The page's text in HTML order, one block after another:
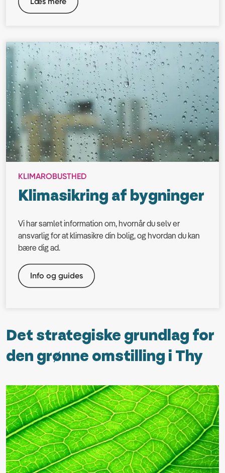
KLIMAROBUSTHED
Klimasikring af bygninger
Vi har samlet information om, hvornår du selv er
ansvarlig for at klimasikre din bolig, og hvordan du kan
bære dig ad.
Info og guides
Det strategiske grundlag for
den grønne omstilling i Thy